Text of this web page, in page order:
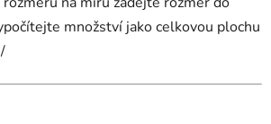
množství jako celkovou plochu